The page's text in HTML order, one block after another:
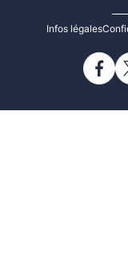
Infos légales